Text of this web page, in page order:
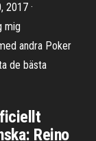
2017 ·
mig
andra Poker
de bästa
Reino